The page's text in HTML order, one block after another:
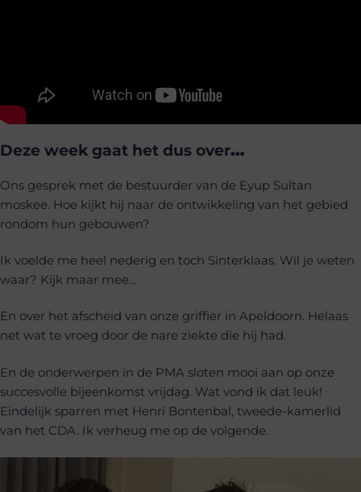
Deze week gaat het dus over…
Ons gesprek met de bestuurder van de Eyup Sultan
moskee. Hoe kijkt hij naar de ontwikkeling van het gebied
rondom hun gebouwen?
Ik voelde me heel nederig en toch Sinterklaas. Wil je weten
waar? Kijk maar mee…
En over het afscheid van onze griffier in Apeldoorn. Helaas
net wat te vroeg door de nare ziekte die hij had.
En de onderwerpen in de PMA sloten mooi aan op onze
succesvolle bijeenkomst vrijdag. Wat vond ik dat leuk!
Eindelijk sparren met Henri Bontenbal, tweede-kamerlid
van het CDA. Ik verheug me op de volgende.